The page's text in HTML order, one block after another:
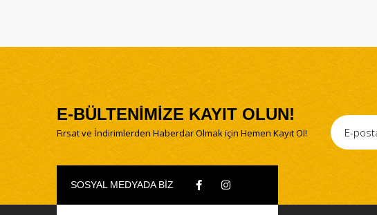
E-BÜLTENİMİZE KAYIT OLUN!
Fırsat ve İndirimlerden Haberdar Olmak için Hemen Kayıt Ol!
SOSYAL MEDYADA BİZ